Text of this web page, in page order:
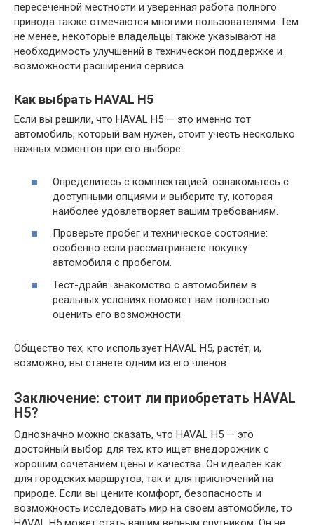
пересеченной местности и уверенная работа полного
привода также отмечаются многими пользователями. Тем
не менее, некоторые владельцы также указывают на
необходимость улучшений в технической поддержке и
возможности расширения сервиса.
Как выбрать HAVAL H5
Если вы решили, что HAVAL H5 — это именно тот
автомобиль, который вам нужен, стоит учесть несколько
важных моментов при его выборе:
Определитесь с комплектацией: ознакомьтесь с
доступными опциями и выберите ту, которая
наиболее удовлетворяет вашим требованиям.
Проверьте пробег и техническое состояние:
особенно если рассматриваете покупку
автомобиля с пробегом.
Тест-драйв: знакомство с автомобилем в
реальных условиях поможет вам полностью
оценить его возможности.
Общество тех, кто использует HAVAL H5, растёт, и,
возможно, вы станете одним из его членов.
Заключение: стоит ли приобретать HAVAL
H5?
Однозначно можно сказать, что HAVAL H5 — это
достойный выбор для тех, кто ищет внедорожник с
хорошим сочетанием цены и качества. Он идеален как
для городских маршрутов, так и для приключений на
природе. Если вы цените комфорт, безопасность и
возможность исследовать мир на своем автомобиле, то